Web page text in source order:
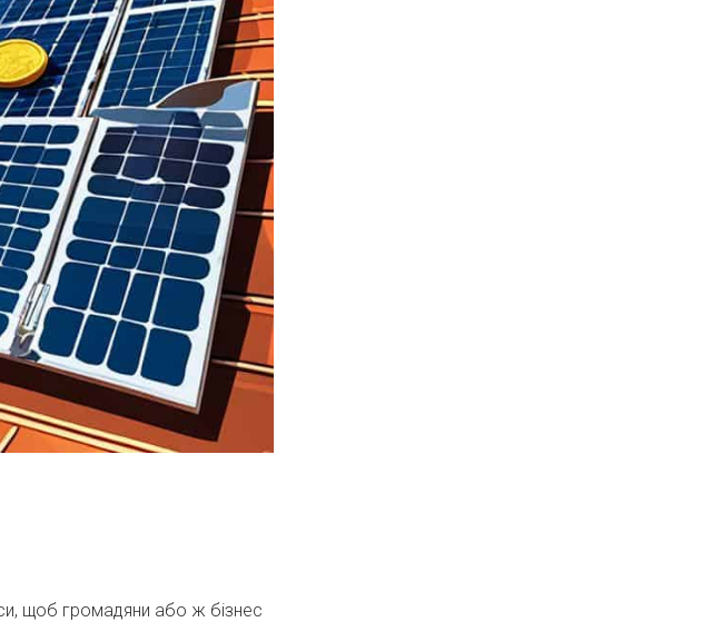
щоб громадяни або ж бізнес